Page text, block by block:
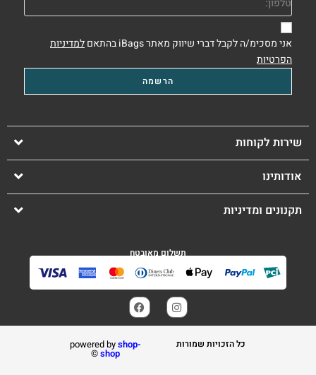
אני מסכימ/ה לקבל דברי שיווק מאתר iBags בהתאם
למדיניות
הפרטיות
שירות לקוחות
אודותינו
תקנונים ומדיניות
תשלום מאובטח
כל הזכויות שמורות powered byshop-
shop
©️